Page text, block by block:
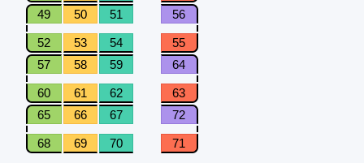
49
50 51 56
52 53 54
55
57
58 59 64
60 61 62
63
65
66 67 72
68 69 70 71